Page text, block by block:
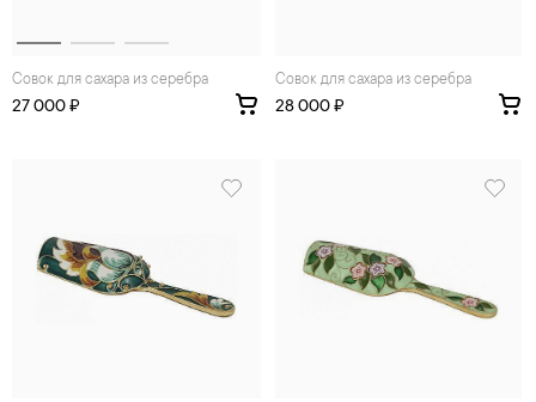
Совок для сахара из серебра
27 000 ₽
Совок для сахара из серебра
28 000 ₽